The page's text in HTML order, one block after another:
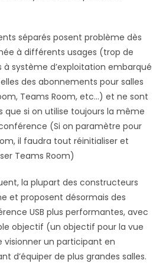
séparés posent problème dès
à différents usages (trop de
à système d’exploitation embarqué
des abonnements pour salles
Teams Room, etc…) et ne sont
que si on utilise toujours la même
(Si on paramètre pour
il faudra tout réinitialiser et
Teams Room)
la plupart des constructeurs
et proposent désormais des
USB plus performantes, avec
objectif (un objectif pour la vue
visionner un participant en
d’équiper de plus grandes salles.